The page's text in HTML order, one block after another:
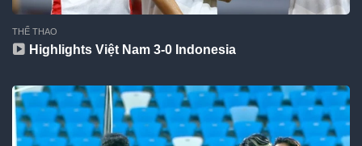
THỂ THAO
Highlights Việt Nam 3-0 Indonesia